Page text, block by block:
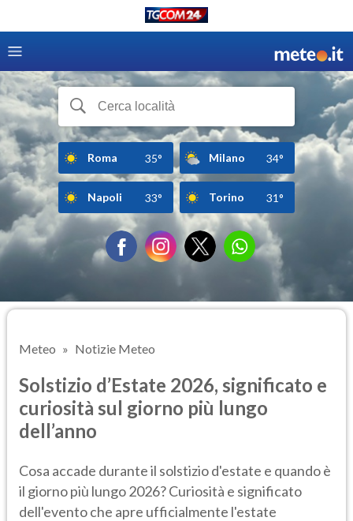
Roma 35° Milano 34°
Napoli 33° Torino 31°
Meteo Notizie Meteo
Solstizio d’Estate 2026, significato e
curiosità sul giorno più lungo
dell’anno
Cosa accade durante il solstizio d'estate e quando è
il giorno più lungo 2026? Curiosità e significato
dell'evento che apre ufficialmente l'estate